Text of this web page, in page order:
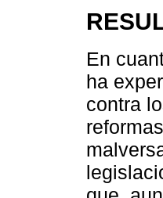
En
ha
contra